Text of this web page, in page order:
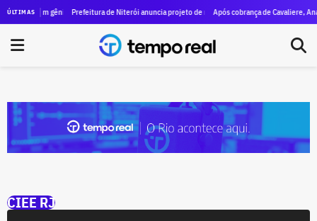
ÚLTIMAS
de um gênio, as marcas de Machado de Assis estão vivas no Rio
Prefeitura de Niterói anuncia projeto de revitalização da orla da Praia de
Após cobrança de Cavaliere,
CIEE RJ